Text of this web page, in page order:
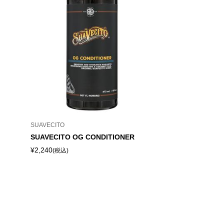
SUAVECITO
SUAVECITO OG CONDITIONER
¥2,240(税込)